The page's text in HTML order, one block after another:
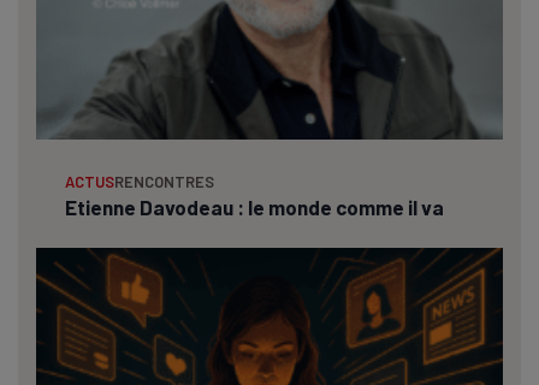
ACTUSRENCONTRES
Etienne Davodeau : le monde comme il va